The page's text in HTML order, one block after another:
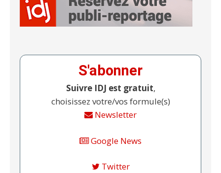
S'abonner
Suivre IDJ est gratuit,
choisissez votre/vos formule(s)
Newsletter
Google News
Twitter